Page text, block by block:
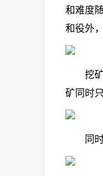
和难度
和役外
挖矿的
矿同时
同时正